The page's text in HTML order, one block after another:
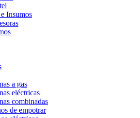
Insumos
a gas
eléctricas
combinadas
de empotrar